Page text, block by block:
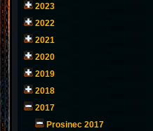
2023
2022
2021
2020
2019
2018
2017
Prosinec 2017